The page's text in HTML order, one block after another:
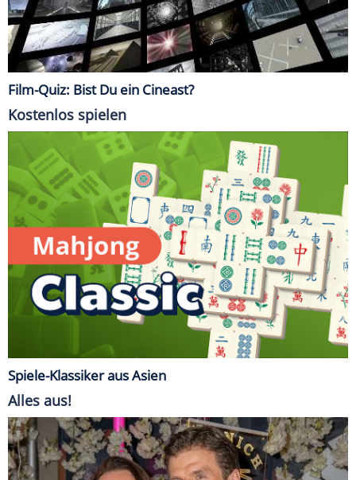
Film-Quiz: Bist Du ein Cineast?
Kostenlos spielen
Spiele-Klassiker aus Asien
Alles aus!